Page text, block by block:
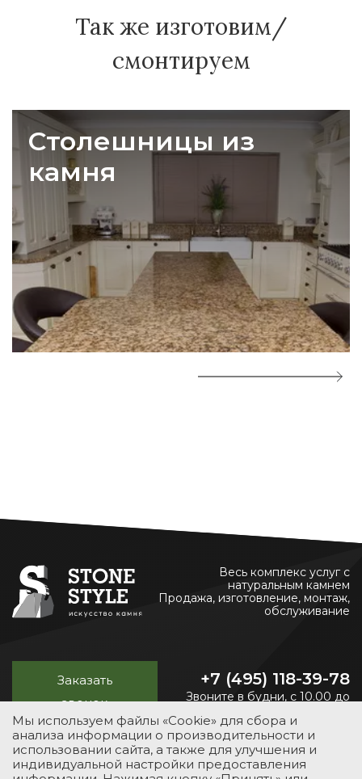
Так же изготовим/
смонтируем
Столешницы из
камня
Весь комплекс услуг с
натуральным камнем
Продажа, изготовление, монтаж,
обслуживание
Заказать
звонок
+7 (495) 118-39-78
Звоните в будни, с 10.00 до
УСЛУГИ КАТАЛОГ ПОРТФОЛИО О КОМПАНИИ
Мы используем файлы «Cookie» для сбора и
анализа информации о производительности и
использовании сайта, а также для улучшения и
индивидуальной настройки предоставления